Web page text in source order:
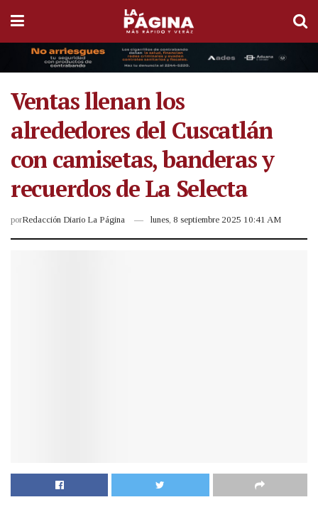
Ventas llenan los
alrededores del Cuscatlán
con camisetas, banderas y
recuerdos de La Selecta
porRedacción Diario La Página lunes, 8 septiembre 2025 10:41 AM